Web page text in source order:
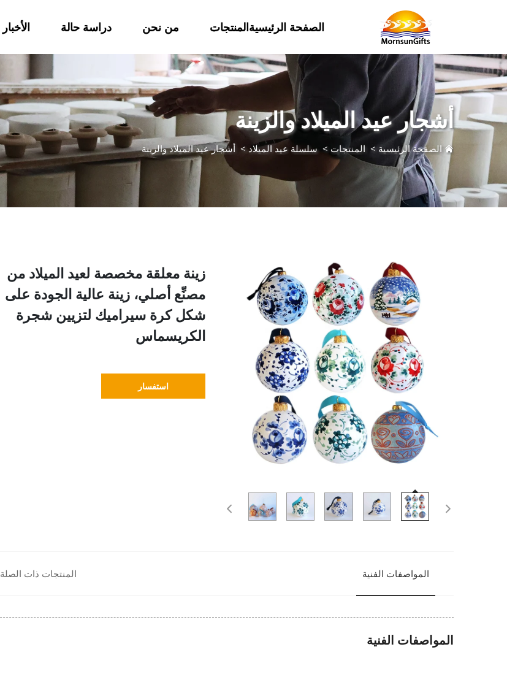
الصفحة الرئيسيةالمنتجات من نحن دراسة حالة الأخبار
أشجار عيد الميلاد والزينة
الصفحة الرئيسية> المنتجات >سلسلة عيد الميلاد> أشجار عيد الميلاد والزينة
زينة معلقة مخصصة لعيد الميلاد من
مصنِّع أصلي، زينة عالية الجودة على
شكل كرة سيراميك لتزيين شجرة
الكريسماس
استفسار
المواصفات الفنية المنتجات ذات الصلة
المواصفات الفنية